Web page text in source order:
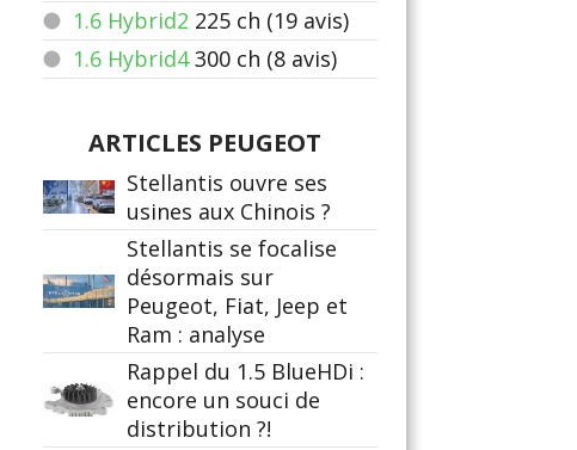
1.6 Hybrid2 225 ch (19 avis)
1.6 Hybrid4300 ch (8 avis)
ARTICLES PEUGEOT
Stellantis ouvre ses
usines aux Chinois ?
Stellantis se focalise
désormais sur
Peugeot, Fiat, Jeep et
Ram : analyse
Rappel du 1.5 BlueHDi :
encore un souci de
distribution ?!